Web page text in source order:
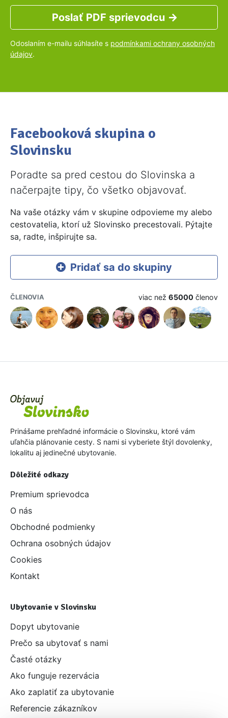
Poslať PDF sprievodcu
Odoslaním e-mailu súhlasíte s podmínkami ochrany osobných
údajov.
Facebooková skupina o
Slovinsku
Poradte sa pred cestou do Slovinska a
načerpajte tipy, čo všetko objavovať.
Na vaše otázky vám v skupine odpovieme my alebo
cestovatelia, ktorí už Slovinsko precestovali. Pýtajte
sa, radte, inšpirujte sa.
Pridať sa do skupiny
ČLENOVIA viac než 65000 členov
Prinášame prehľadné informácie o Slovinsku, ktoré vám
uľahčia plánovanie cesty. S nami si vyberiete štýl dovolenky,
lokalitu aj jedinečné ubytovanie.
Dôležité odkazy
Premium sprievodca
O nás
Obchodné podmienky
Ochrana osobných údajov
Cookies
Kontakt
Ubytovanie v Slovinsku
Dopyt ubytovanie
Prečo sa ubytovať s nami
Časté otázky
Ako funguje rezervácia
Ako zaplatiť za ubytovanie
Referencie zákazníkov